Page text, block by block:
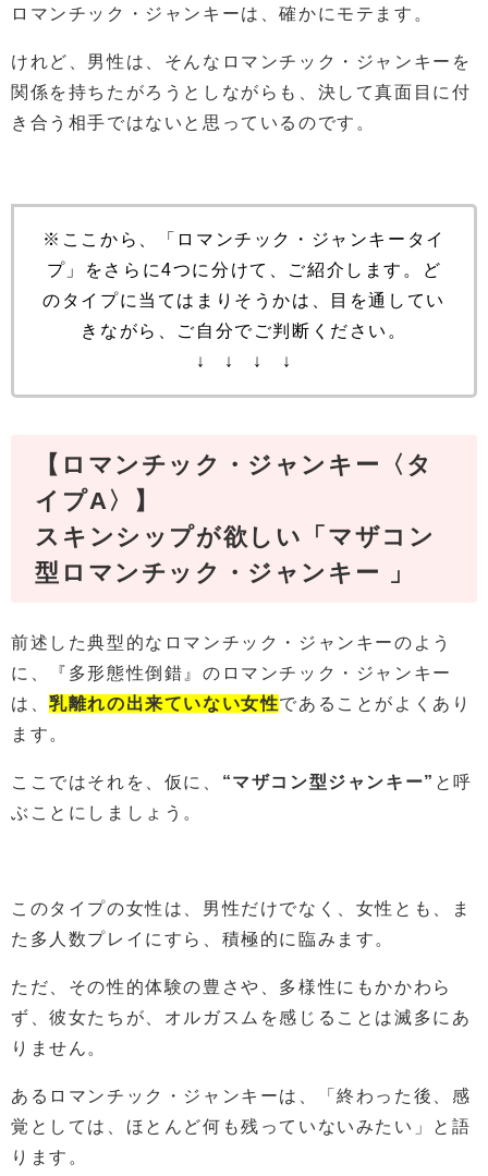
ロマンチック・ジャンキーは、確かにモテます。
けれど、男性は、そんなロマンチック・ジャンキーを
関係を持ちたがろうとしながらも、決して真面目に付
き合う相手ではないと思っているのです。
※ここから、「ロマンチック・ジャンキータイ
プ」をさらに4つに分けて、ご紹介します。ど
のタイプに当てはまりそうかは、目を通してい
きながら、ご自分でご判断ください。
↓ ↓ ↓ ↓
【ロマンチック・ジャンキー〈タ
イプA〉】
スキンシップが欲しい「マザコン
型ロマンチック・ジャンキー 」
前述した典型的なロマンチック・ジャンキーのよう
に、『多形態性倒錯』のロマンチック・ジャンキー
は、乳離れの出来ていない女性であることがよくあり
ます。
ここではそれを、仮に、 “マザコン型ジャンキー” と呼
ぶことにしましょう。
このタイプの女性は、男性だけでなく、女性とも、ま
た多人数プレイにすら、積極的に臨みます。
ただ、その性的体験の豊さや、多様性にもかかわら
ず、彼女たちが、オルガスムを感じることは滅多にあ
りません。
あるロマンチック・ジャンキーは、「終わった後、感
覚としては、ほとんど何も残っていないみたい」と語
ります。